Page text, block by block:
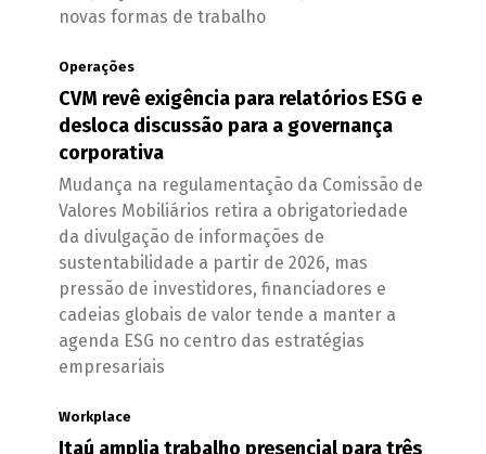
novas formas de trabalho
Operações
CVM revê exigência para relatórios ESG e
desloca discussão para a governança
corporativa
Mudança na regulamentação da Comissão de
Valores Mobiliários retira a obrigatoriedade
da divulgação de informações de
sustentabilidade a partir de 2026, mas
pressão de investidores, financiadores e
cadeias globais de valor tende a manter a
agenda ESG no centro das estratégias
empresariais
Workplace
Itaú amplia trabalho presencial para três